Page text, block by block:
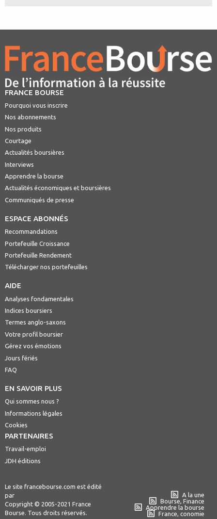
FRANCE BOURSE
Pourquoi vous inscrire
Nos abonnements
Nos produits
Courtage
Actualités boursières
Interviews
Apprendre la bourse
Actualités économiques et boursières
Communiqués de presse
ESPACE ABONNÉS
Recommandations
Portefeuille Croissance
Portefeuille Rendement
Télécharger nos portefeuilles
AIDE
Analyses fondamentales
Indices boursiers
Termes anglo-saxons
Votre profil boursier
Gérez vos émotions
Jours fériés
FAQ
EN SAVOIR PLUS
Qui sommes nous ?
Informations légales
Cookies
PARTENAIRES
Travail-emploi
JDH éditions
Le site francebourse.com est édité
par
Copyright © 2005-2021 France
Bourse. Tous droits réservés.
A la une
Bourse, Finance
Apprendre la bourse
France, conomie